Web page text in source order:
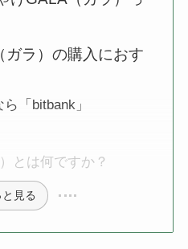
ガラ）の購入におす
「bitbank」
とは何ですか？
と見る